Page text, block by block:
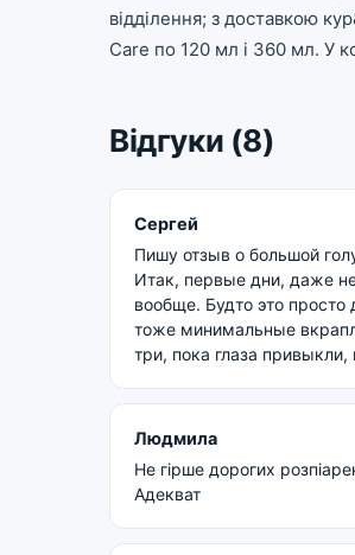
відділення; з доставкою
Care по 120 мл і 360 мл. У
Відгуки (8)
Сергей
Пишу отзыв о большой
Итак, первые дни, даже
вообще. Будто это просто
тоже минимальные
три, пока глаза привыкли,
Людмила
Не гірше дорогих
Адекват